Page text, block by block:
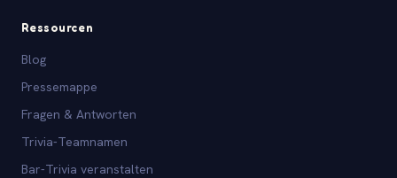
Ressourcen
Blog
Pressemappe
Fragen & Antworten
Trivia-Teamnamen
Bar-Trivia veranstalten